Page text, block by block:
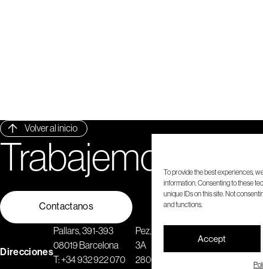
To provide the best experiences,
information. Consenting to these
unique IDs on this site. Not
and functions.
Accept
Volver al inicio
Trabajemos juntos
Contactanos
Direcciones
Pallars, 391-393
08019 Barcelona
T:+34 932 922 070
Pez, 36 Esc. Derecha
3A
28004 Madrid